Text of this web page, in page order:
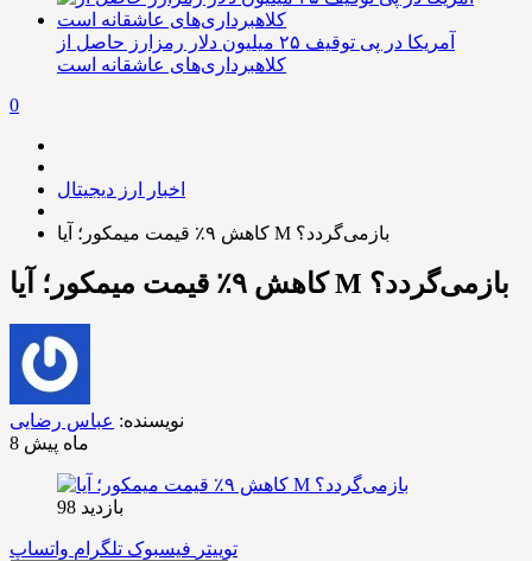
آمریکا در پی توقیف ۲۵ میلیون دلار رمزارز حاصل از
کلاهبرداری‌های عاشقانه است
0
اخبار ارز دیجیتال
کاهش ۹٪ قیمت میمکور؛ آیا M بازمی‌گردد؟
کاهش ۹٪ قیمت میمکور؛ آیا M بازمی‌گردد؟
نویسنده: عباس رضایی
8 ماه پیش
بازدید 98
توییتر فیسبوک تلگرام واتساپ